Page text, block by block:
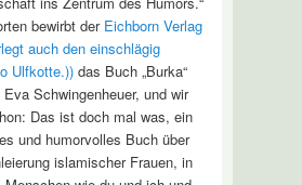
bewirbt der Eichborn Verlag
auch den einschlägig
Ulfkotte.))das Buch „Burka“
Schwingenheuer, und wir
Das ist doch mal was, ein
und humorvolles Buch über
islamischer Frauen, in